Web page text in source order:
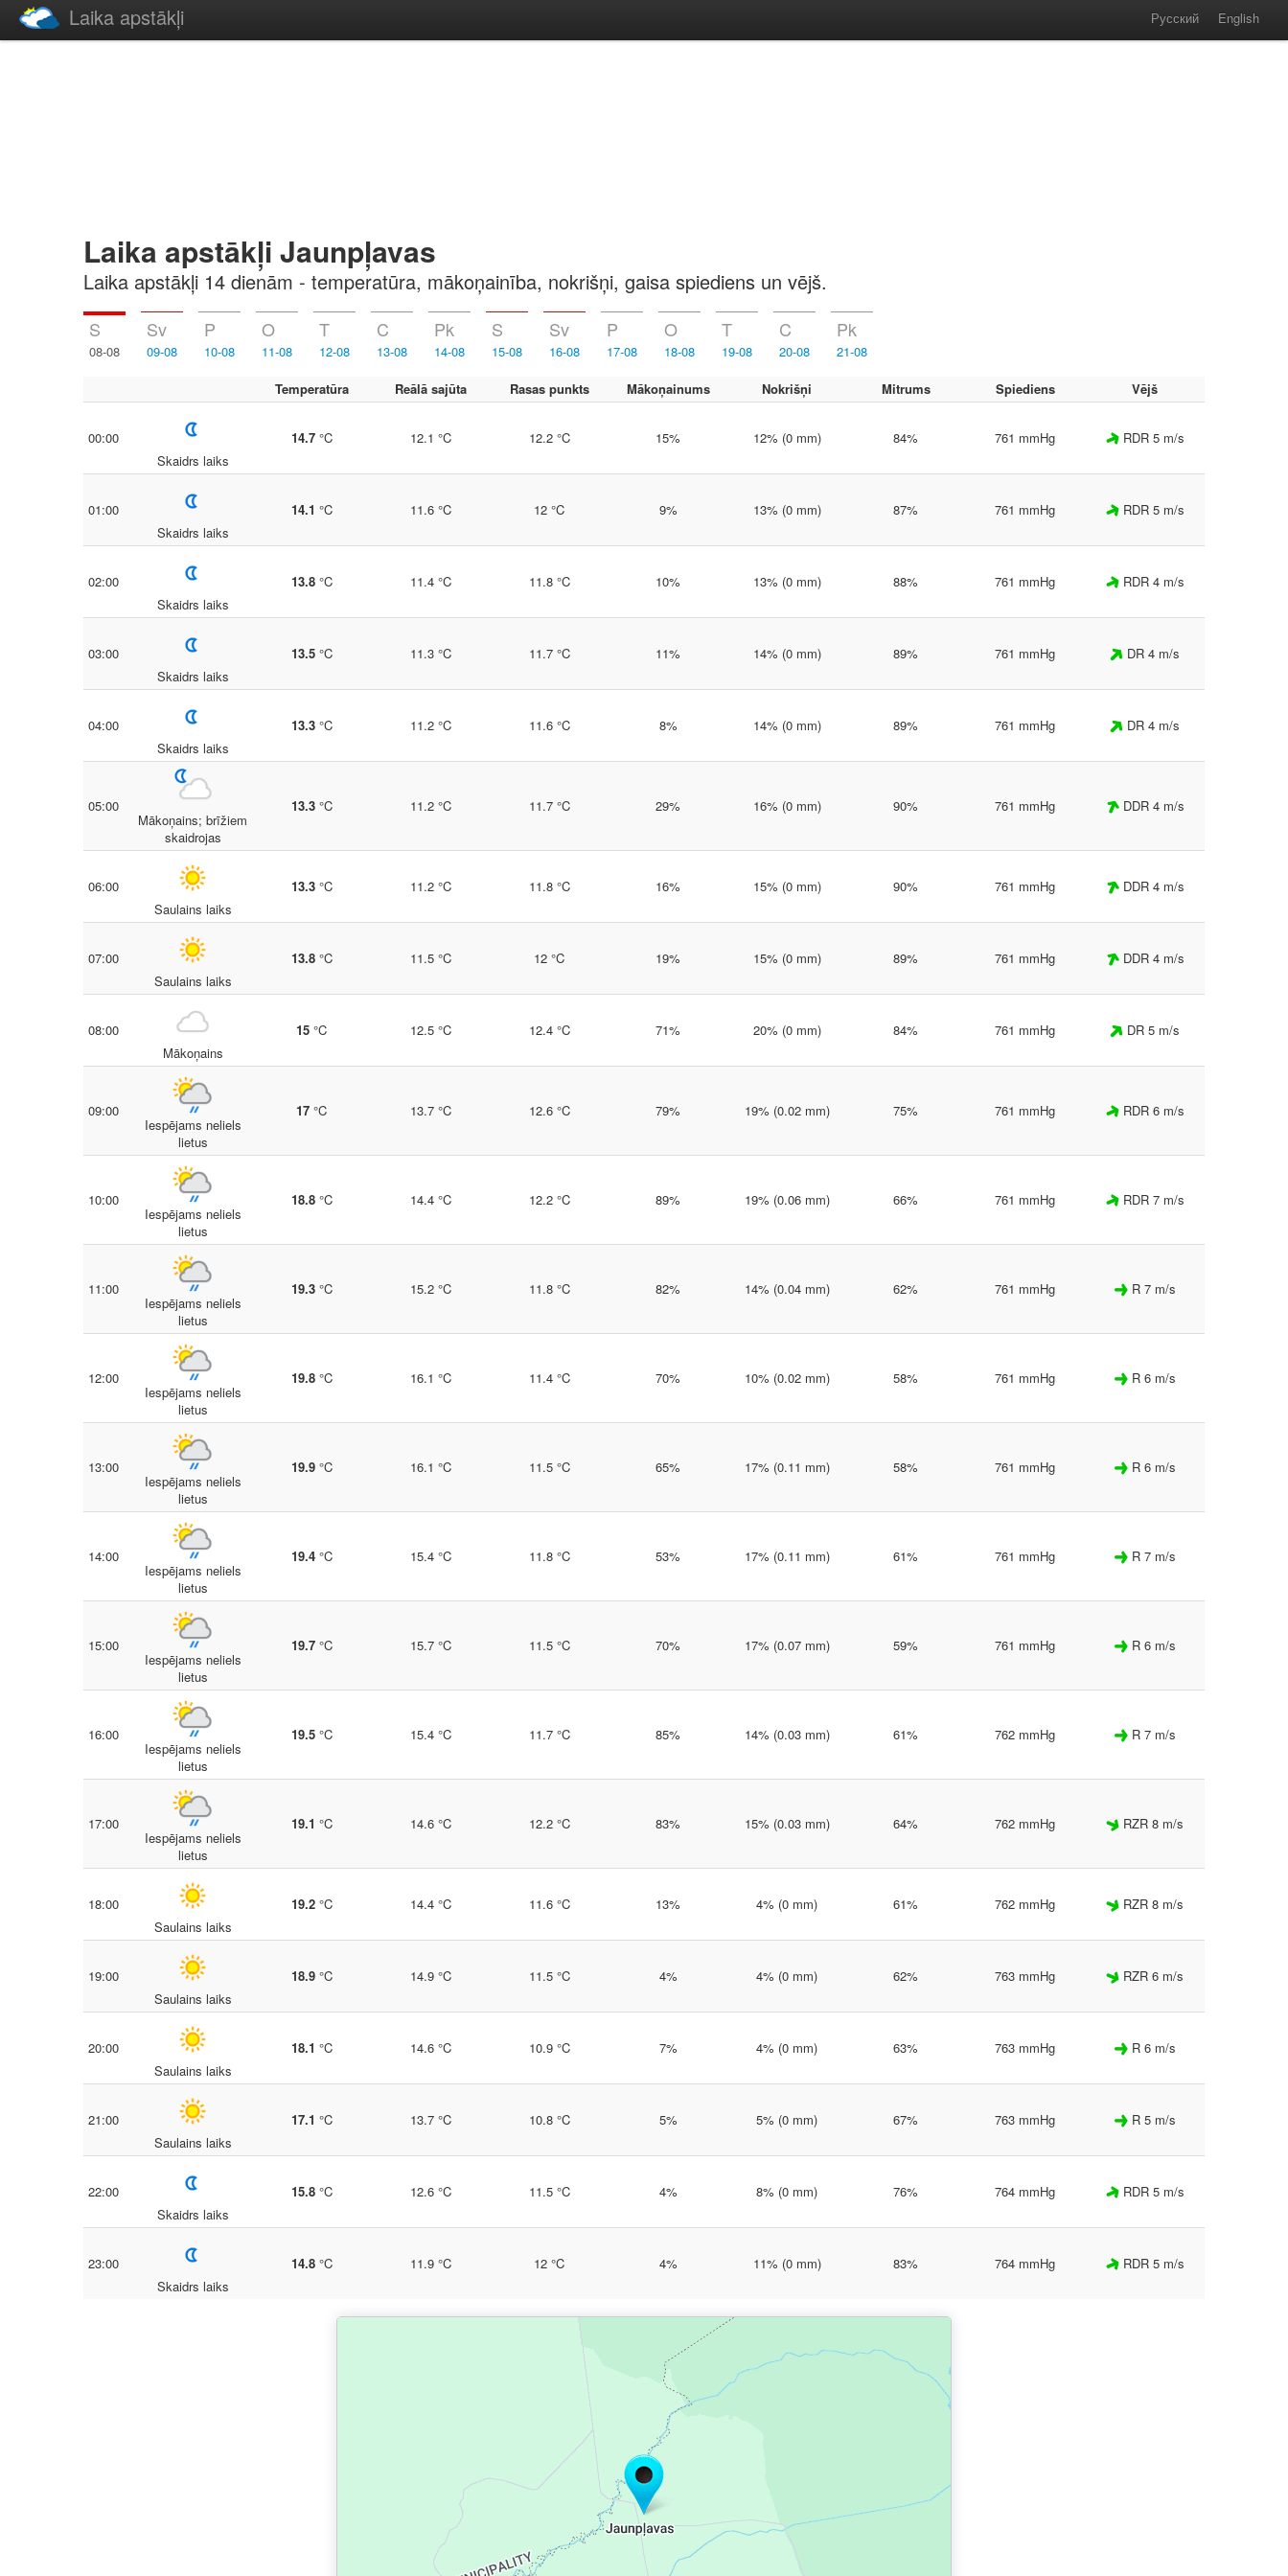
Laika apstākļi Русский English
Laika apstākļi Jaunpļavas
Laika apstākļi 14 dienām - temperatūra, mākoņainība, nokrišņi, gaisa spiediens un vējš.
S
08-08
Sv
09-08
P
10-08
O
11-08
T
12-08
C
13-08
Pk
14-08
S
15-08
Sv
16-08
P
17-08
O
18-08
T
19-08
C
20-08
Pk
21-08
Temperatūra Reālā sajūta Rasas punkts Mākoņainums Nokrišņi Mitrums Spiediens Vējš
00:00
Skaidrs laiks
14.7°C 12.1 °C 12.2 °C 15% 12% (0 mm) 84% 761 mmHg RDR 5 m/s
01:00
Skaidrs laiks
14.1 °C 11.6 °C 12 °C 9% 13% (0 mm) 87% 761 mmHg RDR 5 m/s
02:00
Skaidrs laiks
13.8°C 11.4 °C 11.8 °C 10% 13% (0 mm) 88% 761 mmHg RDR 4 m/s
03:00
Skaidrs laiks
13.5°C 11.3 °C 11.7 °C 11% 14% (0 mm) 89% 761 mmHg DR 4 m/s
04:00
Skaidrs laiks
13.3°C 11.2 °C 11.6 °C 8% 14% (0 mm) 89% 761 mmHg DR 4 m/s
05:00
Mākoņains; brīžiem
skaidrojas
13.3°C 11.2 °C 11.7 °C 29% 16% (0 mm) 90% 761 mmHg DDR 4 m/s
06:00
Saulains laiks
13.3°C 11.2 °C 11.8 °C 16% 15% (0 mm) 90% 761 mmHg DDR 4 m/s
07:00
Saulains laiks
13.8°C 11.5 °C 12 °C 19% 15% (0 mm) 89% 761 mmHg DDR 4 m/s
08:00
Mākoņains
15 °C 12.5 °C 12.4 °C 71% 20% (0 mm) 84% 761 mmHg DR 5 m/s
09:00
Iespējams neliels
lietus
17 °C 13.7 °C 12.6 °C 79% 19% (0.02 mm) 75% 761 mmHg RDR 6 m/s
10:00
Iespējams neliels
lietus
18.8°C 14.4 °C 12.2 °C 89% 19% (0.06 mm) 66% 761 mmHg RDR 7 m/s
11:00
Iespējams neliels
lietus
19.3°C 15.2 °C 11.8 °C 82% 14% (0.04 mm) 62% 761 mmHg R 7 m/s
12:00
Iespējams neliels
lietus
19.8°C 16.1 °C 11.4 °C 70% 10% (0.02 mm) 58% 761 mmHg R 6 m/s
13:00
Iespējams neliels
lietus
19.9°C 16.1 °C 11.5 °C 65% 17% (0.11 mm) 58% 761 mmHg R 6 m/s
14:00
Iespējams neliels
lietus
19.4°C 15.4 °C 11.8 °C 53% 17% (0.11 mm) 61% 761 mmHg R 7 m/s
15:00
Iespējams neliels
lietus
19.7°C 15.7 °C 11.5 °C 70% 17% (0.07 mm) 59% 761 mmHg R 6 m/s
16:00
Iespējams neliels
lietus
19.5°C 15.4 °C 11.7 °C 85% 14% (0.03 mm) 61% 762 mmHg R 7 m/s
17:00
Iespējams neliels
lietus
19.1 °C 14.6 °C 12.2 °C 83% 15% (0.03 mm) 64% 762 mmHg RZR 8 m/s
18:00
Saulains laiks
19.2°C 14.4 °C 11.6 °C 13% 4% (0 mm) 61% 762 mmHg RZR 8 m/s
19:00
Saulains laiks
18.9°C 14.9 °C 11.5 °C 4% 4% (0 mm) 62% 763 mmHg RZR 6 m/s
20:00
Saulains laiks
18.1 °C 14.6 °C 10.9 °C 7% 4% (0 mm) 63% 763 mmHg R 6 m/s
21:00
Saulains laiks
17.1 °C 13.7 °C 10.8 °C 5% 5% (0 mm) 67% 763 mmHg R 5 m/s
22:00
Skaidrs laiks
15.8°C 12.6 °C 11.5 °C 4% 8% (0 mm) 76% 764 mmHg RDR 5 m/s
23:00
Skaidrs laiks
14.8°C 11.9 °C 12 °C 4% 11% (0 mm) 83% 764 mmHg RDR 5 m/s